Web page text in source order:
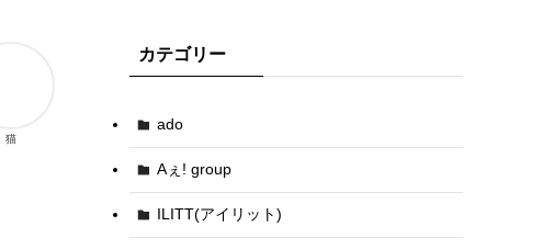
猫
カテゴリー
ado
Aぇ! group
ILITT(アイリット)